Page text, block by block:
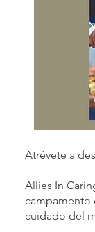
Atrévete a
Allies In
campamento
cuidado del